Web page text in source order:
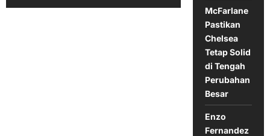
Hasil
McFarlane
Pastikan
Chelsea
Tetap Solid
di Tengah
Perubahan
Besar
Enzo
Fernandez